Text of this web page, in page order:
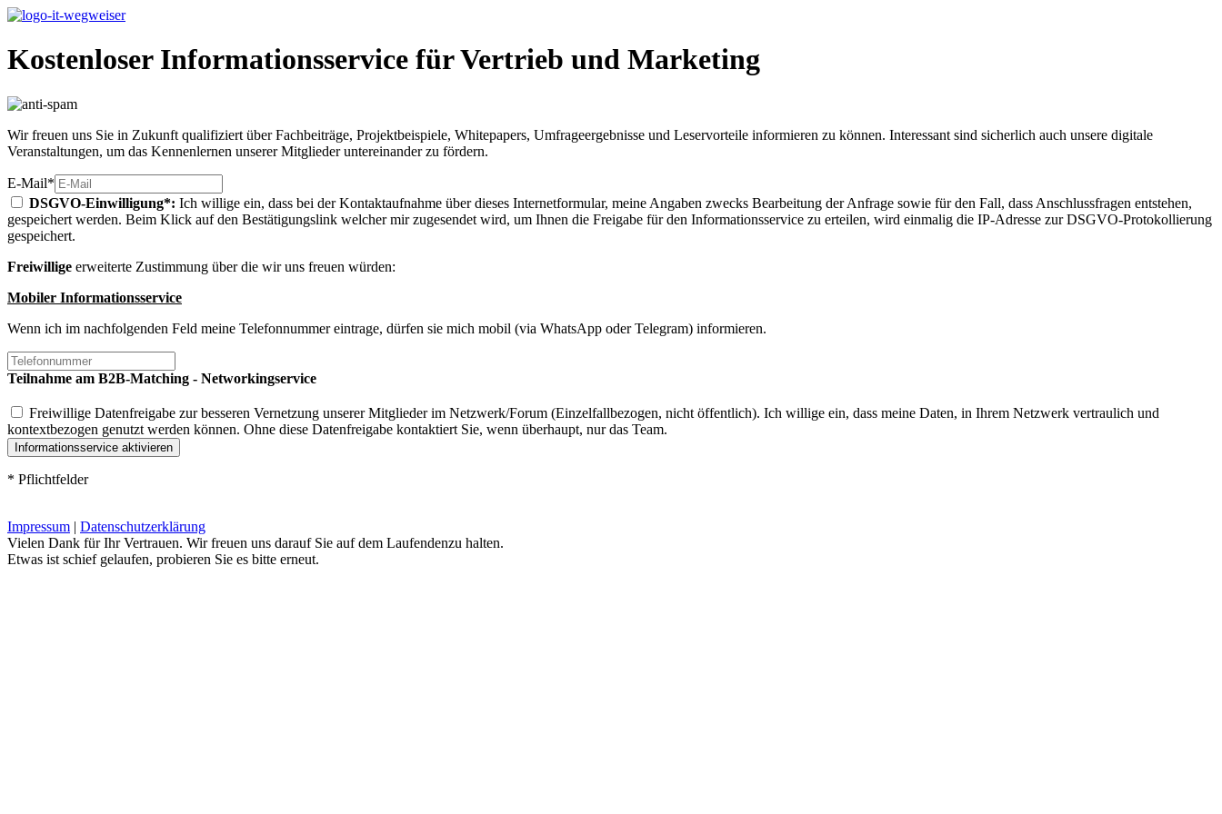
Kostenloser Informationsservice für Vertrieb und Marketing
Wir freuen uns Sie in Zukunft qualifiziert über Fachbeiträge, Projektbeispiele, Whitepapers, Umfrageergebnisse und Leservorteile informieren zu können. Interessant sind sicherlich auch unsere digitale
Veranstaltungen, um das Kennenlernen unserer Mitglieder untereinander zu fördern.
E-Mail*
DSGVO-Einwilligung*: Ich willige ein, dass bei der Kontaktaufnahme über dieses Internetformular, meine Angaben zwecks Bearbeitung der Anfrage sowie für den Fall, dass Anschlussfragen entstehen,
gespeichert werden. Beim Klick auf den Bestätigungslink welcher mir zugesendet wird, um Ihnen die Freigabe für den Informationsservice zu erteilen, wird einmalig die IP-Adresse zur DSGVO-Protokollierung
gespeichert.
Freiwillige erweiterte Zustimmung über die wir uns freuen würden:
Mobiler Informationsservice
Wenn ich im nachfolgenden Feld meine Telefonnummer eintrage, dürfen sie mich mobil (via WhatsApp oder Telegram) informieren.
Teilnahme am B2B-Matching - Networkingservice
Freiwillige Datenfreigabe zur besseren Vernetzung unserer Mitglieder im Netzwerk/Forum (Einzelfallbezogen, nicht öffentlich). Ich willige ein, dass meine Daten, in Ihrem Netzwerk vertraulich und
kontextbezogen genutzt werden können. Ohne diese Datenfreigabe kontaktiert Sie, wenn überhaupt, nur das Team.
* Pflichtfelder
Impressum | Datenschutzerklärung
Vielen Dank für Ihr Vertrauen. Wir freuen uns darauf Sie auf dem Laufendenzu halten.
Etwas ist schief gelaufen, probieren Sie es bitte erneut.